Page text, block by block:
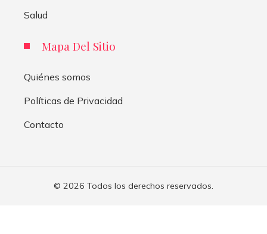
Salud
Mapa Del Sitio
Quiénes somos
Políticas de Privacidad
Contacto
© 2026 Todos los derechos reservados.